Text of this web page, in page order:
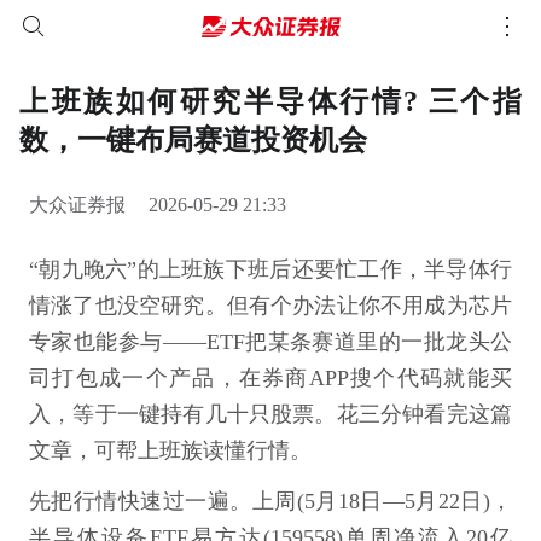
上班族如何研究半导体行情? 三个指
数，一键布局赛道投资机会
大众证券报 2026-05-29 21:33
“朝九晚六”的上班族下班后还要忙工作，半导体行
情涨了也没空研究。但有个办法让你不用成为芯片
专家也能参与——ETF把某条赛道里的一批龙头公
司打包成一个产品，在券商APP搜个代码就能买
入，等于一键持有几十只股票。花三分钟看完这篇
文章，可帮上班族读懂行情。
先把行情快速过一遍。上周(5月18日—5月22日)，